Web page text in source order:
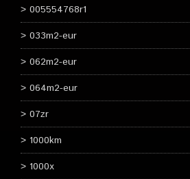
005554768r1
033m2-eur
062m2-eur
064m2-eur
07zr
1000km
1000x